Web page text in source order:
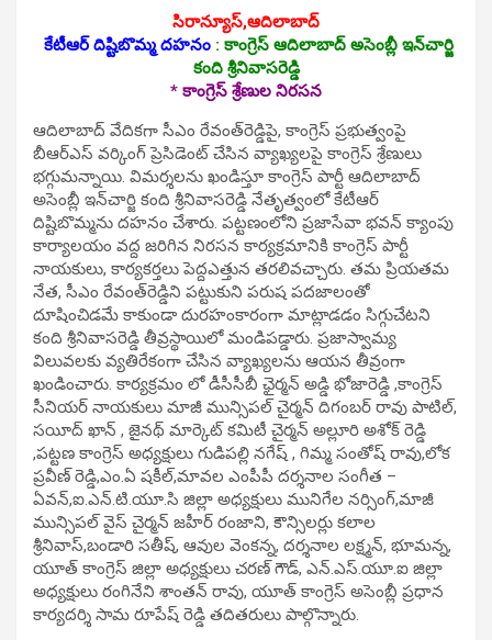
సిరాన్యూస్,ఆదిలాబాద్‌
కేటీఆర్ దిష్టిబొమ్మ ద‌హ‌నం : కాంగ్రెస్ ఆదిలాబాద్ అసెంబ్లీ ఇన్‌చార్జి
కంది శ్రీ‌నివాస‌రెడ్డి
* కాంగ్రెస్ శ్రేణుల నిర‌స‌న‌
ఆదిలాబాద్ వేదిక‌గా సీఎం రేవంత్‌రెడ్డిపై, కాంగ్రెస్ ప్ర‌భుత్వంపై
బీఆర్ఎస్ వ‌ర్కింగ్ ప్రెసిడెంట్ చేసిన వ్యాఖ్య‌ల‌పై కాంగ్రెస్ శ్రేణులు
భ‌గ్గుమ‌న్నాయి. విమ‌ర్శ‌ల‌ను ఖండిస్తూ కాంగ్రెస్ పార్టీ ఆదిలాబాద్
అసెంబ్లీ ఇన్‌చార్జి కంది శ్రీ‌నివాస‌రెడ్డి నేతృత్వంలో కేటీఆర్
దిష్టిబొమ్మ‌ను ద‌హ‌నం చేశారు. ప‌ట్ట‌ణంలోని ప్ర‌జాసేవా భ‌వ‌న్ క్యాంపు
కార్యాల‌యం వ‌ద్ద జ‌రిగిన నిర‌స‌న కార్యక్ర‌మానికి కాంగ్రెస్ పార్టీ
నాయ‌కులు, కార్య‌క‌ర్త‌లు పెద్దఎత్తున త‌ర‌లివ‌చ్చారు. త‌మ ప్రియ‌తమ
నేత, సీఎం రేవంత్‌రెడ్డిని ప‌ట్టుకుని పరుష పదజాలంతో
దూషించిడ‌మే కాకుండా దురహంకారంగా మాట్లాడ‌డం సిగ్గుచేట‌ని
కంది శ్రీ‌నివాస‌రెడ్డి తీవ్ర‌స్థాయిలో మండిప‌డ్డారు. ప్రజాస్వామ్య
విలువలకు వ్యతిరేకంగా చేసిన వ్యాఖ్య‌ల‌ను ఆయ‌న తీవ్రంగా
ఖండించారు. కార్యక్రమం లో డీసీసీబీ ఛైర్మ‌న్ అడ్డి భోజారెడ్డి ,కాంగ్రెస్
సీనియర్ నాయకులు మాజీ మున్సిప‌ల్ చైర్మ‌న్ దిగంబ‌ర్ రావు పాటిల్,
స‌యీద్ ఖాన్ , జైన‌థ్ మార్కెట్ క‌మిటీ చైర్మ‌న్ అల్లూరి అశోక్ రెడ్డి
,ప‌ట్ట‌ణ కాంగ్రెస్ అధ్య‌క్షులు గుడిప‌ల్లి న‌గేష్ , గిమ్మ సంతోష్ రావు,లోక
ప్రవీణ్ రెడ్డి,ఎం.ఏ షకీల్,మావల ఎంపీపీ దర్శనాల సంగీత –
ఏవన్,ఐ.ఎన్.టి.యూ.సి జిల్లా అధ్యక్షులు మునిగేల నర్సింగ్,మాజీ
మున్సిపల్ వైస్ చైర్మన్ జహీర్ రంజాని, కౌన్సిలర్లు కలాల
శ్రీనివాస్,బండారి సతీష్, ఆవుల వెంకన్న, ద‌ర్శ‌నాల ల‌క్ష్మ‌న్, భూమ‌న్న‌,
యూత్ కాంగ్రెస్ జిల్లా అధ్యక్షులు చరణ్ గౌడ్, ఎన్.ఎస్.యూ.ఐ జిల్లా
అధ్యక్షులు రంగినేని శాంతన్ రావు, యూత్ కాంగ్రెస్ అసెంబ్లీ ప్రధాన
కార్యదర్శి సామ రూపేష్ రెడ్డి తదితరులు పాల్గొన్నారు.